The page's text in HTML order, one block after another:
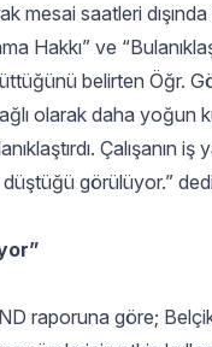
mesai saatleri
Hakkı” ve
belirten Öğr.
olarak daha yoğun
Çalışanın
düştüğü görülüyor.”
raporuna göre;